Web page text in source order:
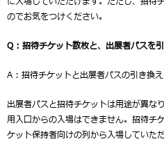
のでお気をつけください。
Q : 招待チケット数枚と、出展者パスを
A : 招待チケットと出展者パスの引き換え
出展者パスと招待チケットは用途が異な
用入口からの入場はできません。招待チ
ケット保持者向けの列から入場していただ